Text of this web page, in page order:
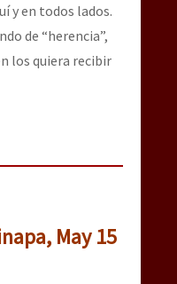
y en todos lados.
de “herencia”,
los quiera recibir
May 15